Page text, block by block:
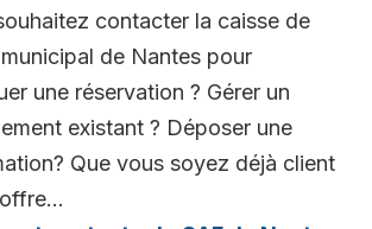
contacter la caisse de
de Nantes pour
une réservation ? Gérer un
existant ? Déposer une
Que vous soyez déjà client